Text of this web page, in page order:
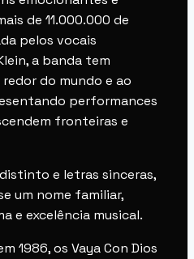
de 11.000.000 de
pelos vocais
a banda tem
do mundo e ao
performances
fronteiras e
e letras sinceras,
um nome familiar,
e excelência musical.
1986, os Vaya Con Dios